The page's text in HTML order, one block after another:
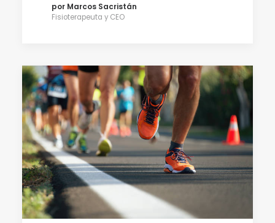
por Marcos Sacristán
Fisioterapeuta y CEO